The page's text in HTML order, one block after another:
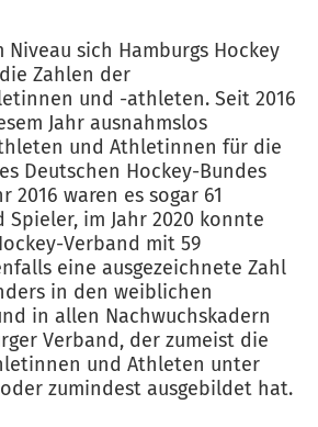
sich Hamburgs Hockey
Zahlen der
und -athleten. Seit 2016
Jahr ausnahmslos
und Athletinnen für die
Deutschen Hockey-Bundes
2016 waren es sogar 61
im Jahr 2020 konnte
Verband mit 59
eine ausgezeichnete Zahl
in den weiblichen
in allen Nachwuchskadern
Verband, der zumeist die
und Athleten unter
zumindest ausgebildet hat.